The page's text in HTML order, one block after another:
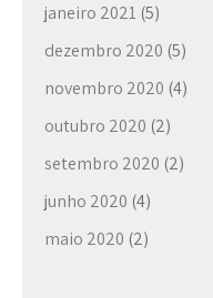
janeiro 2021 (5)
dezembro 2020 (5)
novembro 2020 (4)
outubro 2020 (2)
setembro 2020 (2)
junho 2020 (4)
maio 2020 (2)